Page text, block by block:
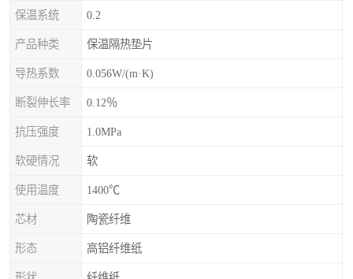
保温系统 0.2
产品种类 保温隔热垫片
导热系数 0.056W/(m·K)
断裂伸长率 0.12％
抗压强度 1.0MPa
软硬情况 软
使用温度 1400℃
芯材 陶瓷纤维
形态 高铝纤维纸